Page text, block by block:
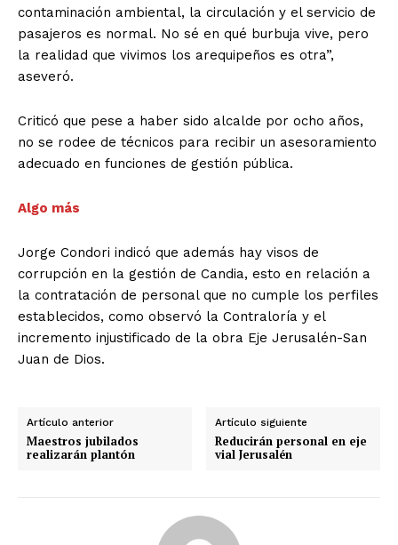
contaminación ambiental, la circulación y el servicio de
pasajeros es normal. No sé en qué burbuja vive, pero
la realidad que vivimos los arequipeños es otra”,
aseveró.
Criticó que pese a haber sido alcalde por ocho años,
no se rodee de técnicos para recibir un asesoramiento
adecuado en funciones de gestión pública.
Algo más
Jorge Condori indicó que además hay visos de
corrupción en la gestión de Candia, esto en relación a
la contratación de personal que no cumple los perfiles
establecidos, como observó la Contraloría y el
incremento injustificado de la obra Eje Jerusalén-San
Juan de Dios.
Artículo anterior
Maestros jubilados
realizarán plantón
Artículo siguiente
Reducirán personal en eje
vial Jerusalén